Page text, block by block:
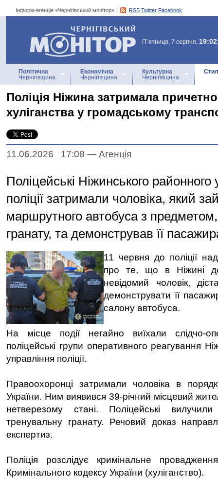
Інформ-агенція «Чернігівський монітор»: RSS Twitter Facebook
Інформ-агенція
«Чернігівський монітор»
П`ятниця, 7 серпня,
Політична
Чернігівщина
Економічна
Чернігівщина
Культурна
Чернігівщина
Поліція Ніжина затримала
хуліганства у громадському
11.06.2026 17:08 — Агенцiя
Поліцейські Ніжинського районного
поліції затримали чоловіка, який
маршрутного автобуса з
гранату, та демонстрував її
11 червня до поліції
про те, що в Ніжині
невідомий чоловік,
демонструвати її
салону автобуса.
На місце події негайно виїхали слідчо-
поліцейські групи оперативного реагування
управління поліції.
Правоохоронці затримали чоловіка в
України. Ним виявився 39-річний місцевий
нетверезому стані. Поліцейські
тренувальну гранату. Речовий доказ
експертиз.
Поліція розслідує кримінальне
Кримінального кодексу України (хуліганство).